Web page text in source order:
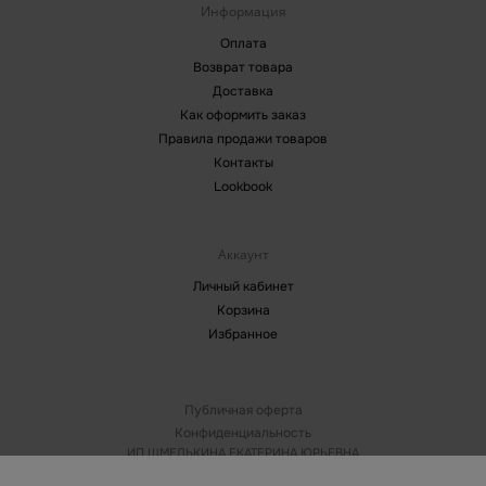
Информация
Оплата
Возврат товара
Доставка
Как оформить заказ
Правила продажи товаров
Контакты
Lookbook
Аккаунт
Личный кабинет
Корзина
Избранное
ИП ШМЕЛЬКИНА ЕКАТЕРИНА ЮРЬЕВНА
Публичная оферта
Конфиденциальность